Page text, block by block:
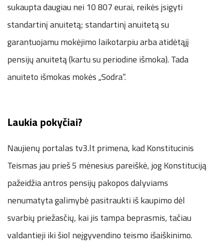
sukaupta daugiau nei 10 807 eurai, reikės įsigyti
standartinį anuitetą; standartinį anuitetą su
garantuojamu mokėjimo laikotarpiu arba atidėtąjį
pensijų anuitetą (kartu su periodine išmoka). Tada
anuiteto išmokas mokės „Sodra“.
Laukia pokyčiai?
Naujienų portalas tv3.lt primena, kad Konstitucinis
Teismas jau prieš 5 mėnesius pareiškė, jog Konstituciją
pažeidžia antros pensijų pakopos dalyviams
nenumatyta galimybė pasitraukti iš kaupimo dėl
svarbių priežasčių, kai jis tampa beprasmis, tačiau
valdantieji iki šiol neįgyvendino teismo išaiškinimo.